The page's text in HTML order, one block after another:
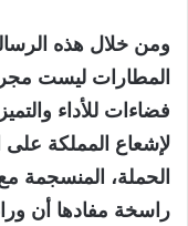
ومن خلال هذه
المطارات ليست
فضاءات للأداء
لإشعاع المملكة على
الحملة، المنسجمة
راسخة مفادها أن